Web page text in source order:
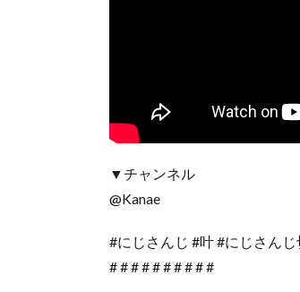
▼チャンネル
@Kanae
#にじさんじ #叶 #にじさんじ
# # # # # # # # # #